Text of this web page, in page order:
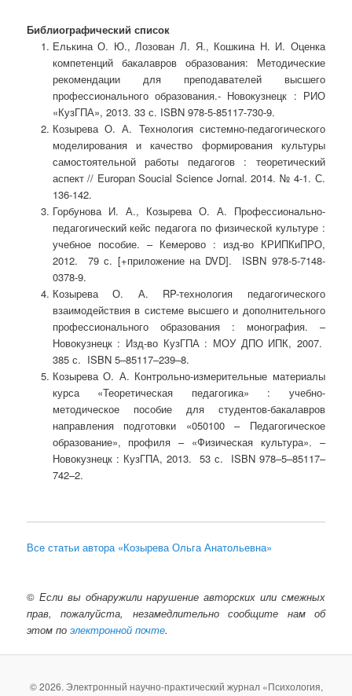
Библиографический список
Елькина О. Ю., Лозован Л. Я., Кошкина Н. И. Оценка
компетенций бакалавров образования: Методические
рекомендации для преподавателей высшего
профессионального образования.- Новокузнецк : РИО
«КузГПА», 2013. 33 с. ISBN 978-5-85117-730-9.
Козырева О. А. Технология системно-педагогического
моделирования и качество формирования культуры
самостоятельной работы педагогов : теоретический
аспект // Europan Soucial Science Jornal. 2014. № 4-1. С.
136-142.
Горбунова И. А., Козырева О. А. Профессионально-
педагогический кейс педагога по физической культуре :
учебное пособие. – Кемерово : изд-во КРИПКиПРО,
2012. 79 с. [+приложение на DVD]. ISBN 978-5-7148-
0378-9.
Козырева О. А. RP-технология педагогического
взаимодействия в системе высшего и дополнительного
профессионального образования : монография. –
Новокузнецк : Изд-во КузГПА : МОУ ДПО ИПК, 2007.
385 с. ISBN 5–85117–239–8.
Козырева О. А. Контрольно-измерительные материалы
курса «Теоретическая педагогика» : учебно-
методическое пособие для студентов-бакалавров
направления подготовки «050100 – Педагогическое
образование», профиля – «Физическая культура». –
Новокузнецк : КузГПА, 2013. 53 с. ISBN 978–5–85117–
742–2.
Все статьи автора «Козырева Ольга Анатольевна»
© Если вы обнаружили нарушение авторских или смежных
прав, пожалуйста, незамедлительно сообщите нам об
этом поэлектронной почте.
© 2026. Электронный научно-практический журнал «Психология,